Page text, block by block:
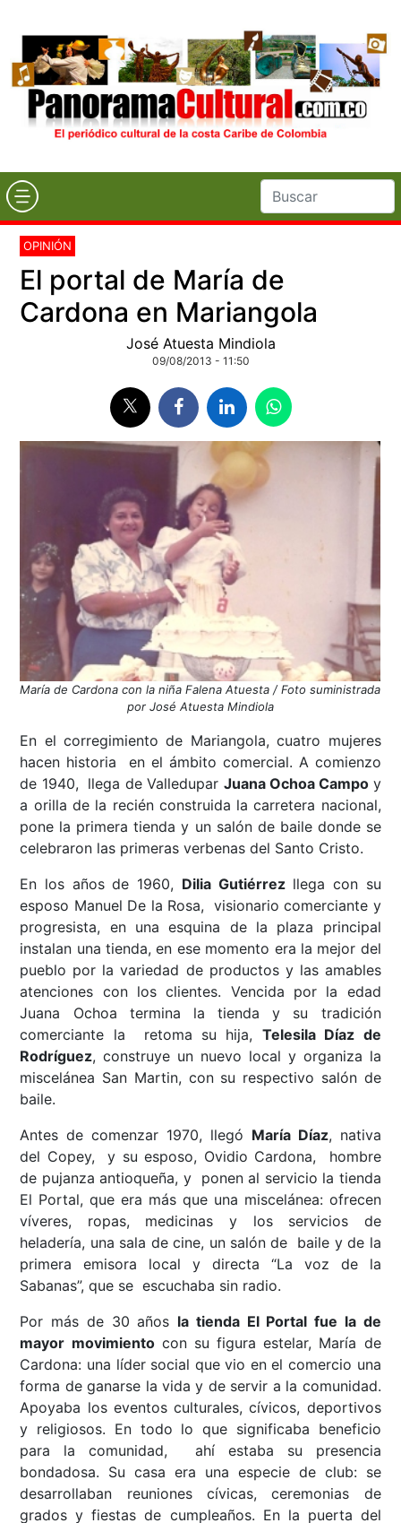
OPINIÓN
El portal de María de
Cardona en Mariangola
José Atuesta Mindiola
09/08/2013 - 11:50
María de Cardona con la niña Falena Atuesta / Foto suministrada
por José Atuesta Mindiola
En el corregimiento de Mariangola, cuatro mujeres
hacen historia en el ámbito comercial. A comienzo
de 1940, llega de Valledupar Juana Ochoa Campo y
a orilla de la recién construida la carretera nacional,
pone la primera tienda y un salón de baile donde se
celebraron las primeras verbenas del Santo Cristo.
En los años de 1960, Dilia Gutiérrezllega con su
esposo Manuel De la Rosa, visionario comerciante y
progresista, en una esquina de la plaza principal
instalan una tienda, en ese momento era la mejor del
pueblo por la variedad de productos y las amables
atenciones con los clientes. Vencida por la edad
Juana Ochoa termina la tienda y su tradición
comerciante la retoma su hija, Telesila Díaz de
Rodríguez, construye un nuevo local y organiza la
miscelánea San Martin, con su respectivo salón de
baile.
Antes de comenzar 1970, llegó María Díaz, nativa
del Copey, y su esposo, Ovidio Cardona, hombre
de pujanza antioqueña, y ponen al servicio la tienda
El Portal, que era más que una miscelánea: ofrecen
víveres, ropas, medicinas y los servicios de
heladería, una sala de cine, un salón de baile y de la
primera emisora local y directa “La voz de la
Sabanas”, que se escuchaba sin radio.
Por más de 30 años la tienda El Portal fue la de
mayor movimientocon su figura estelar, María de
Cardona: una líder social que vio en el comercio una
forma de ganarse la vida y de servir a la comunidad.
Apoyaba los eventos culturales, cívicos, deportivos
y religiosos. En todo lo que significaba beneficio
para la comunidad, ahí estaba su presencia
bondadosa. Su casa era una especie de club: se
desarrollaban reuniones cívicas, ceremonias de
grados y fiestas de cumpleaños. En la puerta del